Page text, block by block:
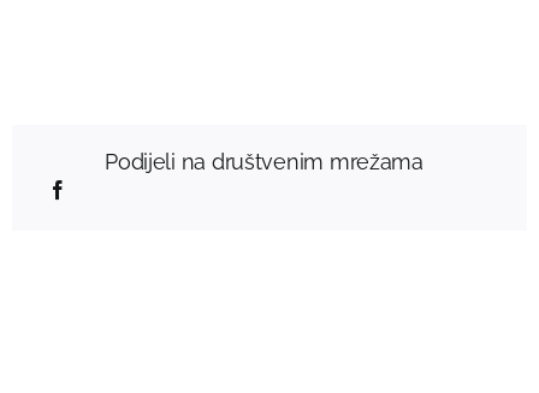
Podijeli na društvenim mrežama